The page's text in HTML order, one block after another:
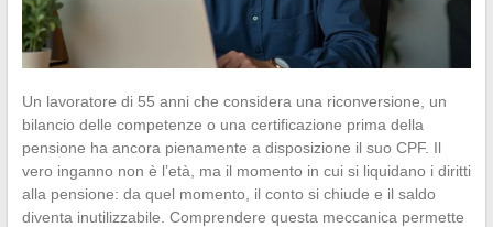
Un lavoratore di 55 anni che considera una riconversione, un
bilancio delle competenze o una certificazione prima della
pensione ha ancora pienamente a disposizione il suo CPF. Il
vero inganno non è l’età, ma il momento in cui si liquidano i diritti
alla pensione: da quel momento, il conto si chiude e il saldo
diventa inutilizzabile. Comprendere questa meccanica permette